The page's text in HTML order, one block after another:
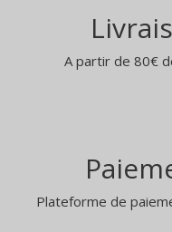
A partir de 80€
Plateforme de